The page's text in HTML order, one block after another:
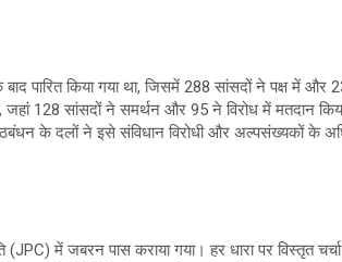
पारित किया गया था, जिसमें 288 सांसदों ने पक्ष में और
जहां 128 सांसदों ने समर्थन और 95 ने विरोध में मतदान
के दलों ने इसे संविधान विरोधी और अल्पसंख्यकों के
में जबरन पास कराया गया। हर धारा पर विस्तृत